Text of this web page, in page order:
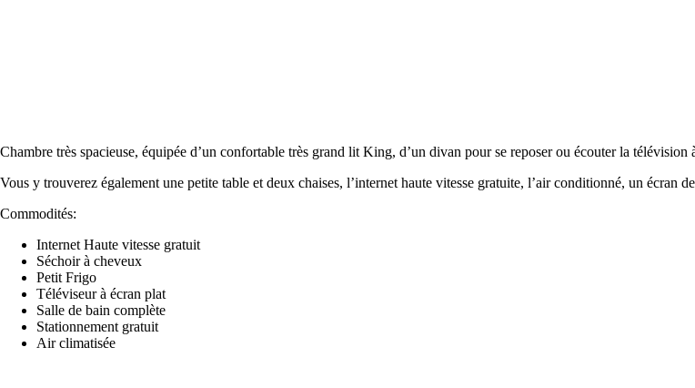
Chambre très spacieuse, équipée d’un confortable très grand lit King, d’un divan pour se reposer ou écouter la télévision
Vous y trouverez également une petite table et deux chaises, l’internet haute vitesse gratuite, l’air conditionné, un écran
Commodités:
Internet Haute vitesse gratuit
Séchoir à cheveux
Petit Frigo
Téléviseur à écran plat
Salle de bain complète
Stationnement gratuit
Air climatisée